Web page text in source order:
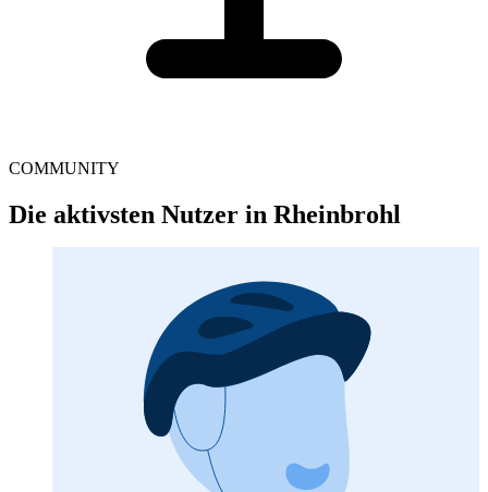
COMMUNITY
Die aktivsten Nutzer in Rheinbrohl